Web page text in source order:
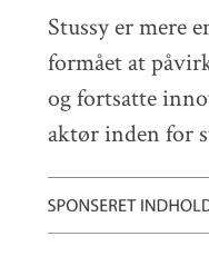
Stussy er mere
formået at
og fortsatte
aktør inden for